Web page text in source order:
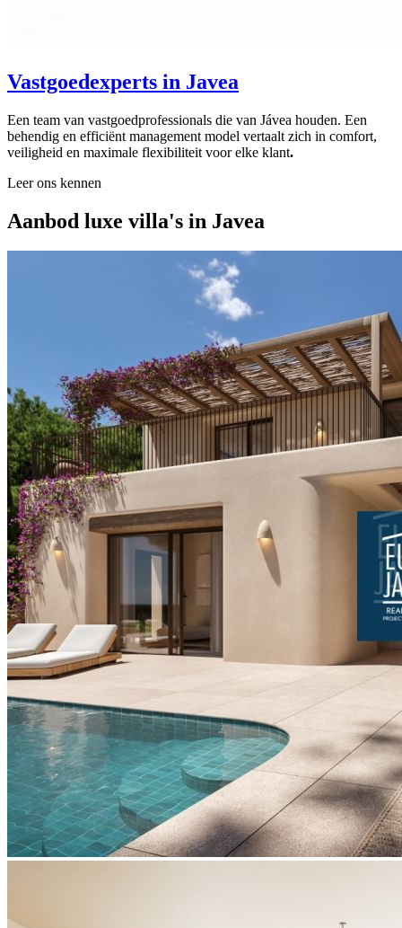
Vastgoedexperts in Javea
Een team van vastgoedprofessionals die van Jávea houden. Een
behendig en efficiënt management model vertaalt zich in comfort,
veiligheid en maximale flexibiliteit voor elke klant.
Leer ons kennen
Aanbod luxe villa's in Javea